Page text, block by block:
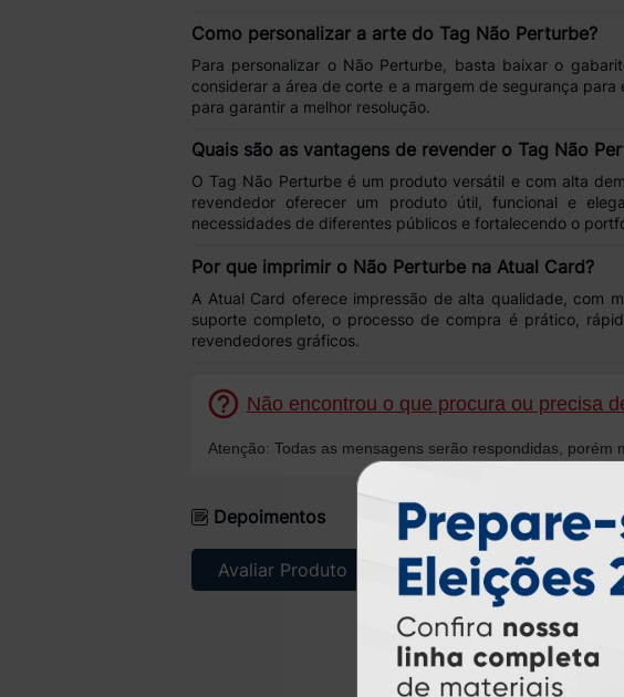
Como personalizar a arte do Tag Não Perturbe?
Para personalizar o Não Perturbe , basta baixar o
considerar a área de corte e a margem de segurança para
para garantir a melhor resolução.
Quais são as vantagens de revender o Tag Não
O Tag Não Perturbeé um produto versátil e com alta
revendedor oferecer um produto útil, funcional e
necessidades de diferentes públicos e fortalecendo o
Por que imprimir o Não Perturbe na Atual Card?
A Atual Card oferece impressão de alta qualidade, com
suporte completo, o processo de compra é prático,
revendedores gráficos.
Não encontrou o que procura ou precisa
Atenção: Todas as mensagens serão respondidas,
Depoimentos
Avaliar Produto